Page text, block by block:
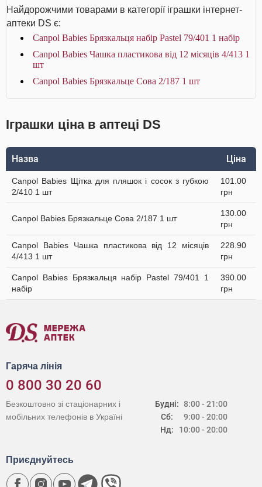
Найдорожчими товарами в категорії іграшки інтернет-
аптеки DS є:
Canpol Babies Брязкальця набір Раstel 79/401 1 набір
Canpol Babies Чашка пластикова від 12 місяців 4/413 1
шт
Canpol Babies Брязкальце Сова 2/187 1 шт
Іграшки ціна в аптеці DS
Назва Ціна
Canpol Babies Щітка для пляшок і сосок з губкою
2/410 1 шт
101.00
грн
Canpol Babies Брязкальце Сова 2/187 1 шт
130.00
грн
Canpol Babies Чашка пластикова від 12 місяців
4/413 1 шт
228.90
грн
Canpol Babies Брязкальця набір Раstel 79/401 1
набір
390.00
грн
Гаряча лінія
0 800 30 20 60
Будні:
Сб:
Нд:
8:00 - 21:00
9:00 - 20:00
10:00 - 20:00
Безкоштовно зі стаціонарних і
мобільних телефонів в Україні
Приєднуйтесь